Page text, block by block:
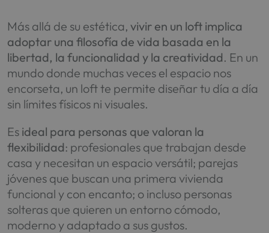
Más allá de su estética, vivir en un loft implica
adoptar una filosofía de vida basada en la
libertad, la funcionalidad y la creatividad. En un
mundo donde muchas veces el espacio nos
encorseta, un loft te permite diseñar tu día a día
sin límites físicos ni visuales.
Es ideal para personas que valoran la
flexibilidad: profesionales que trabajan desde
casa y necesitan un espacio versátil; parejas
jóvenes que buscan una primera vivienda
funcional y con encanto; o incluso personas
solteras que quieren un entorno cómodo,
moderno y adaptado a sus gustos.